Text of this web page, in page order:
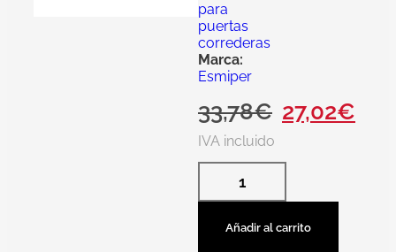
para
puertas
correderas
Marca:
Esmiper
33,78€ 27,02€
IVA incluido
Añadir al carrito